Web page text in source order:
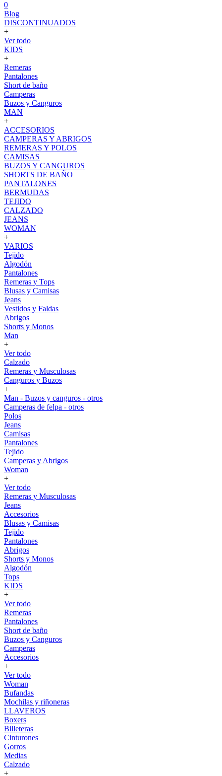
0
Blog
DISCONTINUADOS
+
Ver todo
KIDS
+
Remeras
Pantalones
Short de baño
Camperas
Buzos y Canguros
MAN
+
ACCESORIOS
CAMPERAS Y ABRIGOS
REMERAS Y POLOS
CAMISAS
BUZOS Y CANGUROS
SHORTS DE BAÑO
PANTALONES
BERMUDAS
TEJIDO
CALZADO
JEANS
WOMAN
+
VARIOS
Tejido
Algodón
Pantalones
Remeras y Tops
Blusas y Camisas
Jeans
Vestidos y Faldas
Abrigos
Shorts y Monos
Man
+
Ver todo
Calzado
Remeras y Musculosas
Canguros y Buzos
+
Man - Buzos y canguros - otros
Camperas de felpa - otros
Polos
Jeans
Camisas
Pantalones
Tejido
Camperas y Abrigos
Woman
+
Ver todo
Remeras y Musculosas
Jeans
Accesorios
Blusas y Camisas
Tejido
Pantalones
Abrigos
Shorts y Monos
Algodón
Tops
KIDS
+
Ver todo
Remeras
Pantalones
Short de baño
Buzos y Canguros
Camperas
Accesorios
+
Ver todo
Woman
Bufandas
Mochilas y riñoneras
LLAVEROS
Boxers
Billeteras
Cinturones
Gorros
Medias
Calzado
+